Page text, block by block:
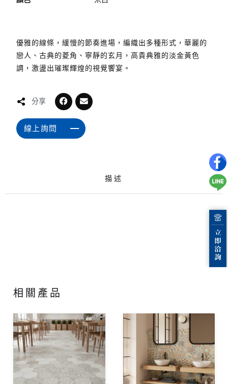
優雅的線條，緩慢的節奏進場，編織出多種形式，華麗的
戀人、古典的菱角、寧靜的玄月，高貴典雅的淡金黃色
調，激盪出璀璨輝煌的視覺饗宴。
分享
線上詢問
描述
相關產品